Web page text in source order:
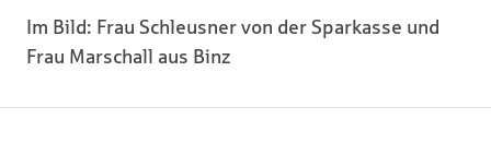
Im Bild: Frau Schleusner von der Sparkasse und
Frau Marschall aus Binz